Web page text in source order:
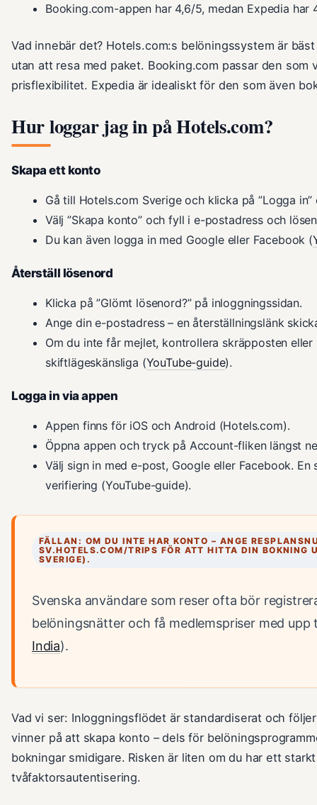
Booking.com-appen har 4,6/5, medan Expedia har
Vad innebär det? Hotels.com:s belöningssystem är
utan att resa med paket. Booking.com passar den som
prisflexibilitet. Expedia är idealiskt för den som även
Hur loggar jag in på Hotels.com?
Skapa ett konto
Gå till Hotels.com Sverige och klicka på ”Logga
Välj ”Skapa konto” och fyll i e-postadress och
Du kan även logga in med Google eller Facebook (
Återställ lösenord
Klicka på ”Glömt lösenord?” på inloggningssidan.
Ange din e-postadress – en återställningslänk
Om du inte får mejlet, kontrollera skräpposten
skiftlägeskänsliga (YouTube-guide).
Logga in via appen
Appen finns för iOS och Android (Hotels.com).
Öppna appen och tryck på Account-fliken längst
Välj sign in med e-post, Google eller Facebook.
verifiering (YouTube-guide).
FÄLLAN: OM DU INTE HAR KONTO – ANGE
SV.HOTELS.COM/TRIPS FÖR ATT HITTA DIN BOKNING
SVERIGE).
Svenska användare som reser ofta bör
belöningsnätter och få medlemspriser med upp
India).
Vad vi ser: Inloggningsflödet är standardiserat och
vinner på att skapa konto – dels för
bokningar smidigare. Risken är liten om du har ett
tvåfaktorsautentisering.